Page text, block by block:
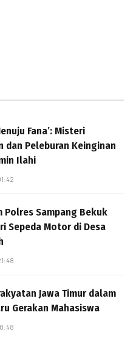
Fana’: Misteri
dan Peleburan Keinginan
Ilahi
Polres Sampang Bekuk
Sepeda Motor di Desa
Jawa Timur dalam
Gerakan Mahasiswa